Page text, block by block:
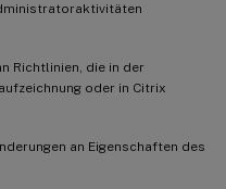
Richtlinien, die in der
oder in Citrix
an Eigenschaften des